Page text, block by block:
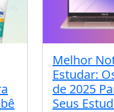
Melhor
Estudar:
de 2025
Seus